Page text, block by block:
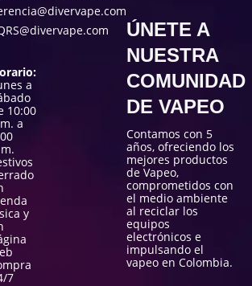
a
10:00
a
y
7
ÚNETE A
NUESTRA
COMUNIDAD
DE VAPEO
Contamos con 5
años, ofreciendo los
mejores productos
de Vapeo,
comprometidos con
el medio ambiente
al reciclar los
equipos
electrónicos e
impulsando el
vapeo en Colombia.